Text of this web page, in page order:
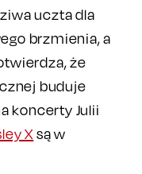
uczta dla
brzmienia, a
że
buduje
koncerty Julii
Xsą w